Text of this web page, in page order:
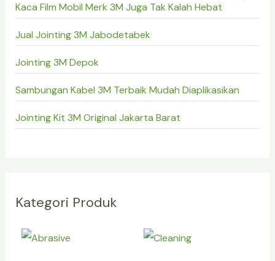
Kaca Film Mobil Merk 3M Juga Tak Kalah Hebat
Jual Jointing 3M Jabodetabek
Jointing 3M Depok
Sambungan Kabel 3M Terbaik Mudah Diaplikasikan
Jointing Kit 3M Original Jakarta Barat
Kategori Produk